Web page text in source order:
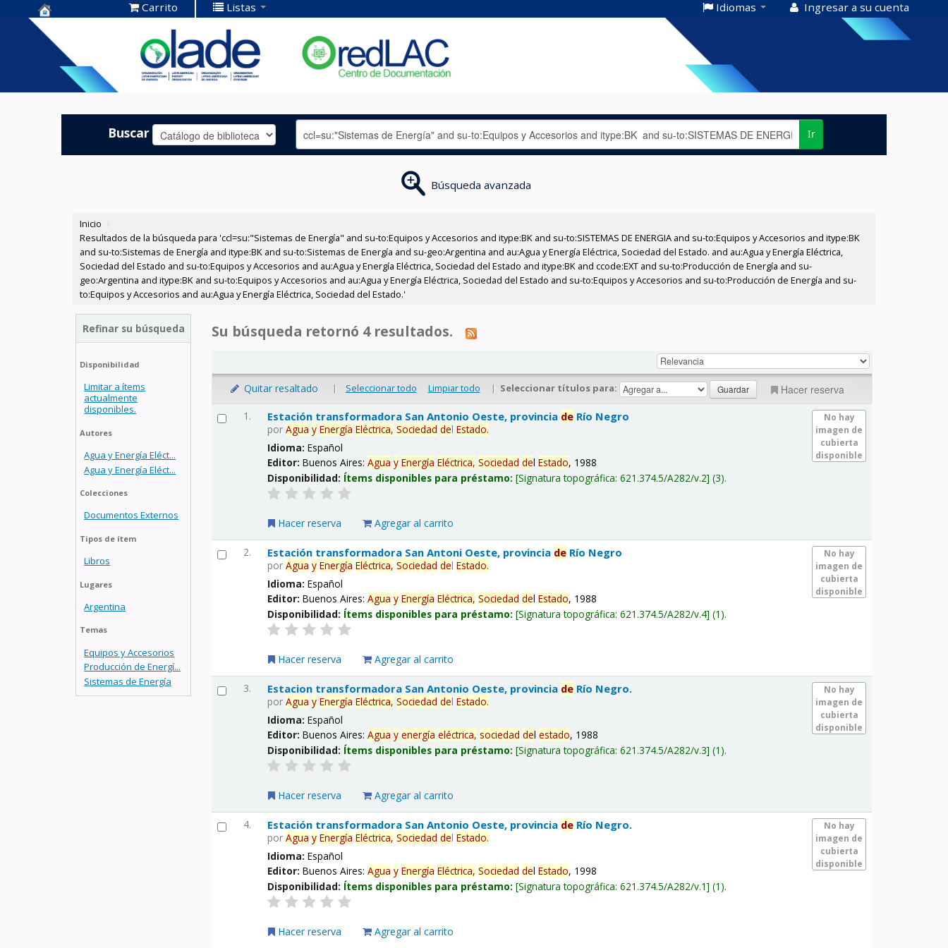
Centro de
Documentación
OLADE -
Carrito Listas Idiomas Ingresar a su cuenta
Buscar Ir
Búsqueda avanzada
Inicio ›
Resultados de la búsqueda para 'ccl=su:"Sistemas de Energía" and su-to:Equipos y Accesorios and itype:BK and su-to:SISTEMAS DE ENERGIA and su-to:Equipos y Accesorios and itype:BK
and su-to:Sistemas de Energía and itype:BK and su-to:Sistemas de Energía and su-geo:Argentina and au:Agua y Energía Eléctrica, Sociedad del Estado. and au:Agua y Energía Eléctrica,
Sociedad del Estado and su-to:Equipos y Accesorios and au:Agua y Energía Eléctrica, Sociedad del Estado and itype:BK and ccode:EXT and su-to:Producción de Energía and su-
geo:Argentina and itype:BK and su-to:Equipos y Accesorios and au:Agua y Energía Eléctrica, Sociedad del Estado and su-to:Equipos y Accesorios and su-to:Producción de Energía and su-
to:Equipos y Accesorios and au:Agua y Energía Eléctrica, Sociedad del Estado.'
Refinar su búsqueda
Disponibilidad
Limitar a ítems
actualmente
disponibles.
Autores
Agua y Energía Eléct...
Agua y Energía Eléct...
Colecciones
Documentos Externos
Tipos de ítem
Libros
Lugares
Argentina
Temas
Equipos y Accesorios
Producción de Energí...
Sistemas de Energía
Su búsqueda retornó 4 resultados.
Quitar resaltado | Seleccionar todo Limpiar todo | Seleccionar títulos para: Hacer reserva
1.
No hay
imagen de
cubierta
disponible
Estación transformadora San Antonio Oeste, provincia de Río Negro
porAgua y Energía Eléctrica, Sociedad delEstado.
Idioma:Español
Editor:Buenos Aires:Agua y Energía Eléctrica, Sociedad delEstado, 1988
Disponibilidad: Ítems disponibles para préstamo: Signatura topográfica:621.374.5/A282/v.2 (3).
Hacer reserva Agregar al carrito
2.
No hay
imagen de
cubierta
disponible
Estación transformadora San Antoni Oeste, provincia de Río Negro
porAgua y Energía Eléctrica, Sociedad delEstado.
Idioma:Español
Editor:Buenos Aires:Agua y Energía Eléctrica, Sociedad delEstado, 1988
Disponibilidad: Ítems disponibles para préstamo: Signatura topográfica:621.374.5/A282/v.4 (1).
Hacer reserva Agregar al carrito
3.
No hay
imagen de
cubierta
disponible
Estacion transformadora San Antonio Oeste, provincia de Río Negro.
porAgua y Energía Eléctrica, Sociedad delEstado.
Idioma:Español
Editor:Buenos Aires:Agua y energía eléctrica, sociedad delestado, 1988
Disponibilidad: Ítems disponibles para préstamo: Signatura topográfica:621.374.5/A282/v.3 (1).
Hacer reserva Agregar al carrito
4.
No hay
imagen de
cubierta
disponible
Estación transformadora San Antonio Oeste, provincia de Río Negro.
porAgua y Energía Eléctrica, Sociedad delEstado.
Idioma:Español
Editor:Buenos Aires:Agua y Energía Eléctrica, Sociedad delEstado, 1998
Disponibilidad: Ítems disponibles para préstamo: Signatura topográfica:621.374.5/A282/v.1 (1).
Hacer reserva Agregar al carrito